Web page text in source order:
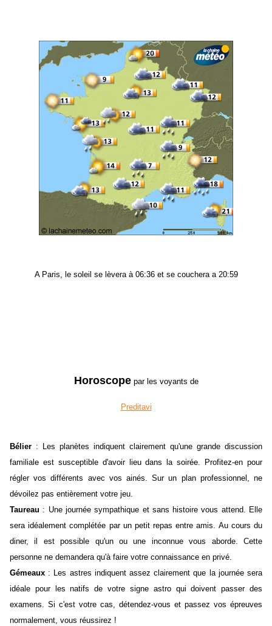
A Paris, le soleil se lèvera à 06:36 et se couchera a 20:59
Horoscopepar les voyants de
Preditavi
Bélier : Les planètes indiquent clairement qu'une grande discussion
familiale est susceptible d'avoir lieu dans la soirée. Profitez-en pour
régler vos différents avec vos ainés. Sur un plan professionnel, ne
dévoilez pas entièrement votre jeu.
Taureau : Une journée sympathique et sans histoire vous attend. Elle
sera idéalement complétée par un petit repas entre amis. Au cours du
diner, il est possible qu'un ou une inconnue vous aborde. Cette
personne ne demandera qu'à faire votre connaissance en privé.
Gémeaux : Les astres indiquent assez clairement que la journée sera
idéale pour les natifs de votre signe astro qui doivent passer des
examens. Si c'est votre cas, détendez-vous et passez vos épreuves
normalement, vous réussirez !